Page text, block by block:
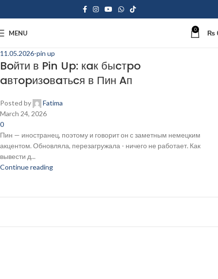
MENU 0 ₨
11.05.2026-pin up
Boйти в Pin Up: кaк быcтpo
aвтopизoвaтьcя в Пин Aп
Posted by
Fatima
March 24, 2026
0
Пин — иностранец, поэтому и говорит он с заметным немецким
акцентом. Обновляла, перезагружала - ничего не работает. Как
вывести д...
Continue reading